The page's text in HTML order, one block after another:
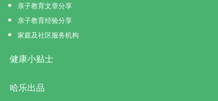
亲子教育文章分享
亲子教育经验分享
家庭及社区服务机构
健康小贴士
哈乐出品